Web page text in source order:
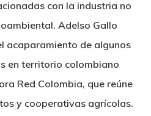
con la industria no
Adelso Gallo
acaparamiento de algunos
en territorio colombiano
Red Colombia, que reúne
y cooperativas agrícolas.